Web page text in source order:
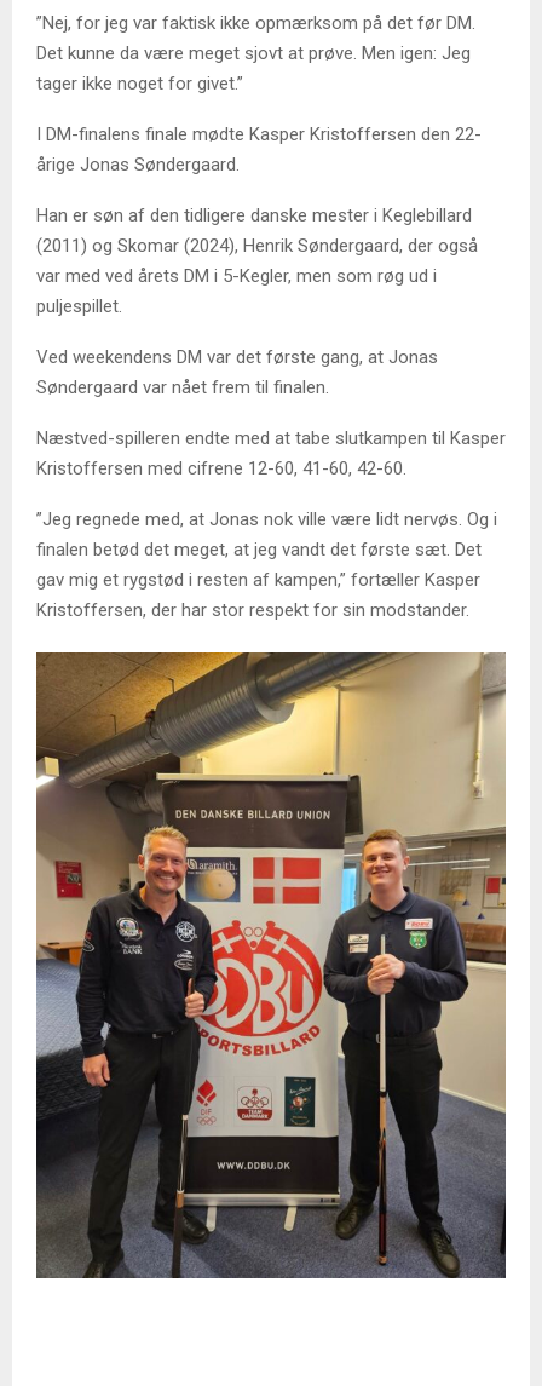
”Nej, for jeg var faktisk ikke opmærksom på det før DM.
Det kunne da være meget sjovt at prøve. Men igen: Jeg
tager ikke noget for givet.”
I DM-finalens finale mødte Kasper Kristoffersen den 22-
årige Jonas Søndergaard.
Han er søn af den tidligere danske mester i Keglebillard
(2011) og Skomar (2024), Henrik Søndergaard, der også
var med ved årets DM i 5-Kegler, men som røg ud i
puljespillet.
Ved weekendens DM var det første gang, at Jonas
Søndergaard var nået frem til finalen.
Næstved-spilleren endte med at tabe slutkampen til Kasper
Kristoffersen med cifrene 12-60, 41-60, 42-60.
”Jeg regnede med, at Jonas nok ville være lidt nervøs. Og i
finalen betød det meget, at jeg vandt det første sæt. Det
gav mig et rygstød i resten af kampen,” fortæller Kasper
Kristoffersen, der har stor respekt for sin modstander.